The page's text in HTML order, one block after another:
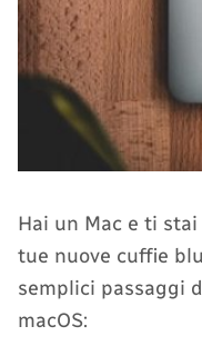
Hai un Mac e ti
tue nuove cuffie
semplici passaggi
macOS: